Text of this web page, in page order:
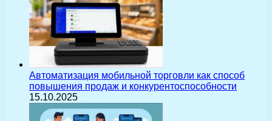
Автоматизация мобильной торговли как способ
повышения продаж и конкурентоспособности
15.10.2025